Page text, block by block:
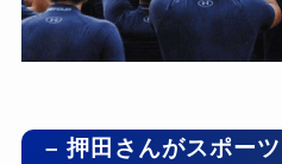
– 押田さんがスポー